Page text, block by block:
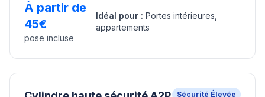
À partir de
45€
pose incluse
Idéal pour : Portes intérieures,
appartements
Sécurité Élevée